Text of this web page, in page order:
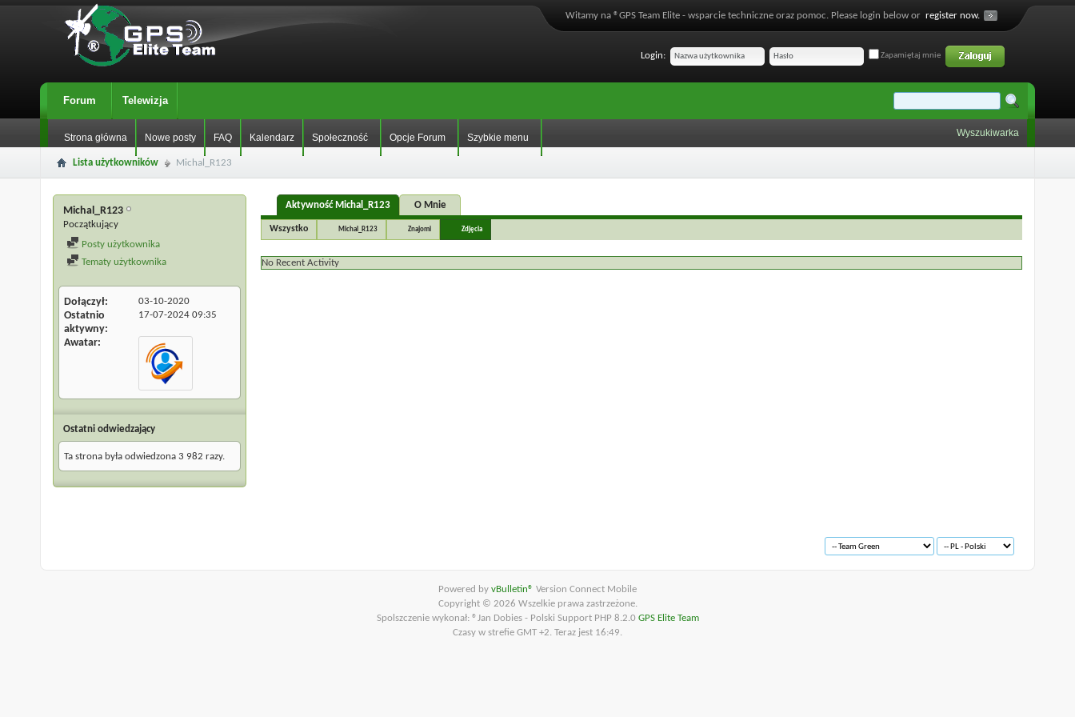
Witamy na ®GPS Team Elite - wsparcie techniczne oraz pomoc. Please login below or register now.
Login: Zapamiętaj mnie
Forum
Strona główna Nowe posty FAQ Kalendarz Społeczność Opcje Forum Szybkie menu
Telewizja
Wyszukiwarka
Lista użytkowników Michal_R123
Michal_R123
Początkujący
Posty użytkownika
Tematy użytkownika
Dołączył 03-10-2020
Ostatnio
aktywny
17-07-2024 09:35
Awatar
Ostatni odwiedzający
Ta strona była odwiedzona 3 982 razy.
Aktywność Michal_R123 O Mnie
Wszystko Michal_R123 Znajomi Zdjęcia
No Recent Activity
Powered by vBulletin® Version Connect Mobile
Copyright © 2026 Wszelkie prawa zastrzeżone.
Spolszczenie wykonał: ®Jan Dobies - Polski Support PHP 8.2.0 GPS Elite Team
Czasy w strefie GMT +2. Teraz jest 16:49.